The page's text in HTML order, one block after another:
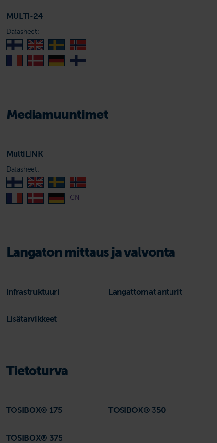
MULTI-24
Datasheet:
Mediamuuntimet
MultiLINK
Datasheet:
CN
Langaton mittaus ja valvonta
Infrastruktuuri Langattomat anturit
Lisätarvikkeet
Tietoturva
TOSIBOX® 175 TOSIBOX® 350
TOSIBOX® 375